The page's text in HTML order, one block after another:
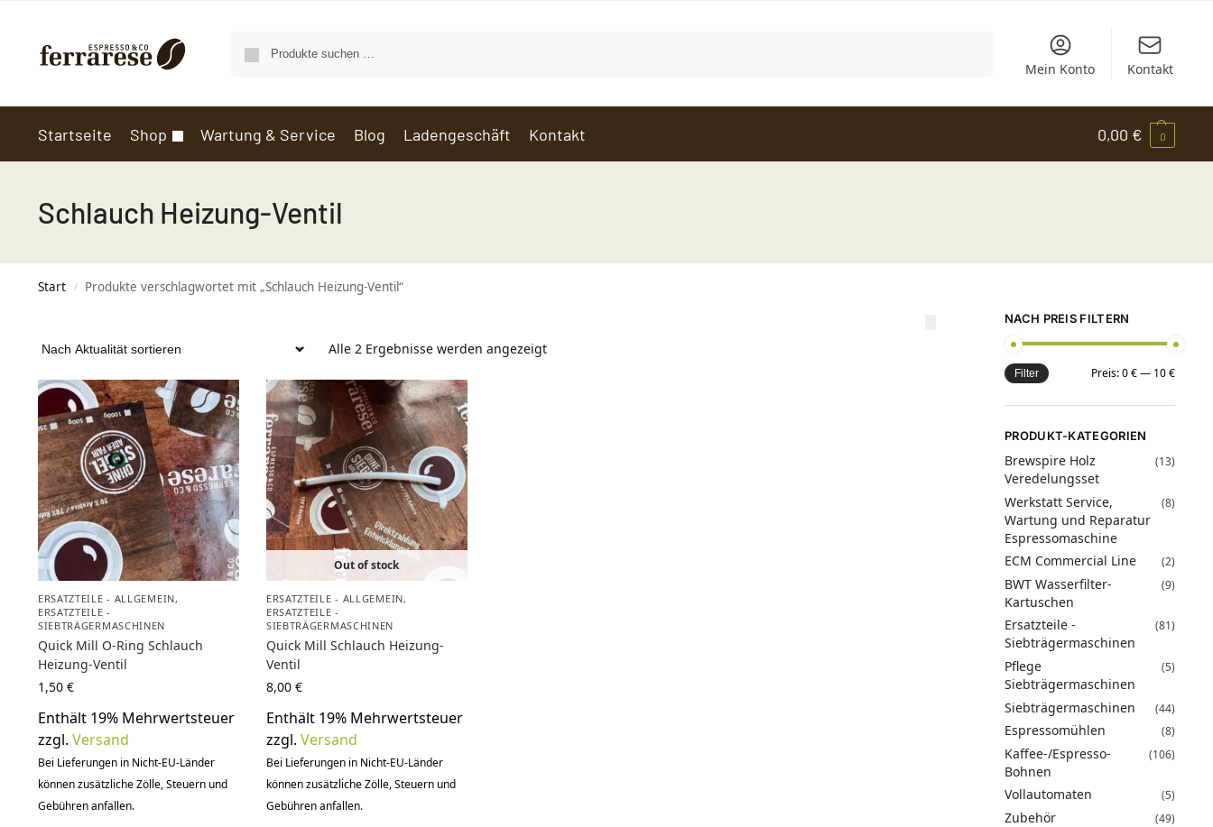
Mein Konto Kontakt
Startseite Shop Wartung & Service Blog Ladengeschäft Kontakt 0,00 € 0
Schlauch Heizung-Ventil
Start / Produkte verschlagwortet mit „Schlauch Heizung-Ventil“
Alle 2 Ergebnisse werden angezeigt
ERSATZTEILE - ALLGEMEIN,
ERSATZTEILE -
SIEBTRÄGERMASCHINEN
Quick Mill O-Ring Schlauch
Heizung-Ventil
1,50 €
Enthält 19% Mehrwertsteuer
zzgl. Versand
Bei Lieferungen in Nicht-EU-Länder
können zusätzliche Zölle, Steuern und
Gebühren anfallen.
Out of stock
ERSATZTEILE - ALLGEMEIN,
ERSATZTEILE -
SIEBTRÄGERMASCHINEN
Quick Mill Schlauch Heizung-
Ventil
8,00 €
Enthält 19% Mehrwertsteuer
zzgl. Versand
Bei Lieferungen in Nicht-EU-Länder
können zusätzliche Zölle, Steuern und
Gebühren anfallen.
NACH PREIS FILTERN
Filter Preis:0 €— 10 €
PRODUKT-KATEGORIEN
Brewspire Holz
Veredelungsset
(13)
Werkstatt Service,
Wartung und Reparatur
Espressomaschine
(8)
ECM Commercial Line (2)
BWT Wasserfilter-
Kartuschen
(9)
Ersatzteile -
Siebträgermaschinen
(81)
Pflege
Siebträgermaschinen
(5)
Siebträgermaschinen (44)
Espressomühlen (8)
Kaffee-/Espresso-
Bohnen
(106)
Vollautomaten (5)
Zubehör (49)